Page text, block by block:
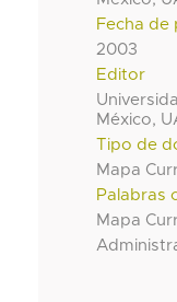
Fecha de
2003
Editor
México,
Tipo de
Mapa
Palabras
Mapa